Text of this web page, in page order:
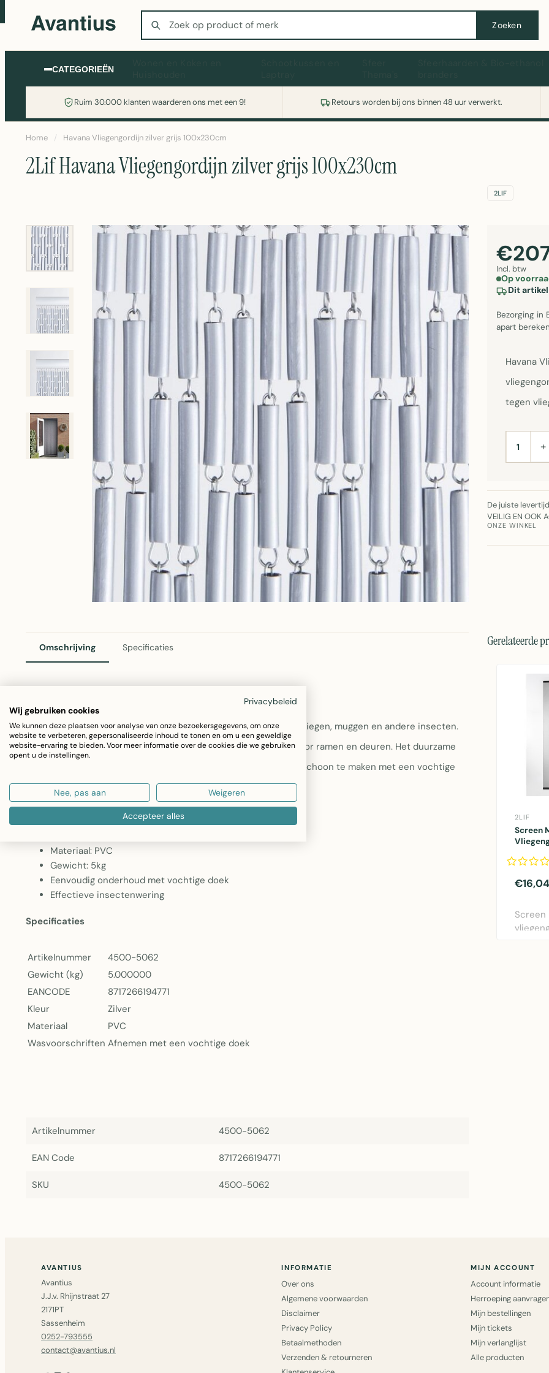
Zoeken
Zoeken
CATEGORIEËN
Ruim 30.000 klanten waarderen ons met een 9! Retours worden bij ons binnen 48 uur verwerkt.
Wasmachine of koelkast nodig? Vergelijk alle prijzen op Witgoedaanbod.nl
Home / Havana Vliegengordijn zilver grijs 100x230cm
2Lif Havana Vliegengordijn zilver grijs 100x230cm
2LIF
Incl. btw
Op
Dit
Bezorging in
apart
Havana
tegen
AANTAL+
De juiste
VEILIG EN OOK
ONZE WINKEL
Omschrijving Specificaties
Havana Vliegengordijn Zilver Grijs 100x230cm
Het Havana vliegengordijn biedt effectieve bescherming tegen vliegen, muggen en andere insecten.
Met afmetingen van 100x230cm is dit vliegengordijn geschikt voor ramen en deuren. Het duurzame
PVC materiaal zorgt voor een lange levensduur en is eenvoudig schoon te maken met een vochtige
doek.
Afmetingen: 100x230cm
Materiaal: PVC
Gewicht: 5kg
Eenvoudig onderhoud met vochtige doek
Effectieve insectenwering
Specificaties
Artikelnummer
4500-5062
Gewicht (kg)
5.000000
EANCODE
8717266194771
Kleur
Zilver
Materiaal
PVC
Wasvoorschriften Afnemen met een vochtige doek
Artikelnummer 4500-5062
EAN Code 8717266194771
SKU 4500-5062
Gerelateerde
2LIF
Screen
€16,04
Screen
AVANTIUS
Avantius
J.J.v. Rhijnstraat 27
2171PT
Sassenheim
0252-793555
contact@avantius.nl
INFORMATIE
Over ons
Algemene voorwaarden
Disclaimer
Privacy Policy
Betaalmethoden
Verzenden & retourneren
MIJN ACCOUNT
Account informatie
Herroeping
Mijn bestellingen
Mijn tickets
Mijn verlanglijst
Alle producten
Privacybeleid
Wij gebruiken cookies
We kunnen deze plaatsen voor analyse van onze bezoekersgegevens, om onze
website te verbeteren, gepersonaliseerde inhoud te tonen en om u een geweldige
website-ervaring te bieden. Voor meer informatie over de cookies die we gebruiken
opent u de instellingen.
Nee, pas aan Weigeren
Accepteer alles